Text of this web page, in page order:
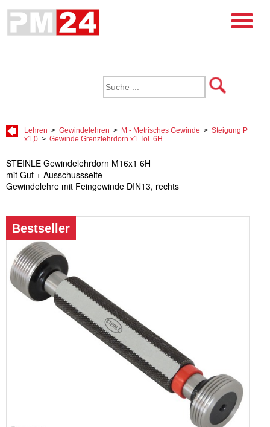
Lehren > Gewindelehren > M - Metrisches Gewinde > Steigung P
x1,0 > Gewinde Grenzlehrdorn x1 Tol. 6H
STEINLE Gewindelehrdorn M16x1 6H
mit Gut + Ausschussseite
Gewindelehre mit Feingewinde DIN13, rechts
Bestseller